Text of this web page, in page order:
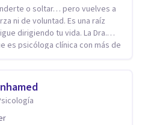
o soltar… pero vuelves a
ni de voluntad. Es una raíz
tu vida. La Dra.
es psicóloga clínica con más de
dependencia emocional y los
procesos complejos. Su
por una premisa clara: no